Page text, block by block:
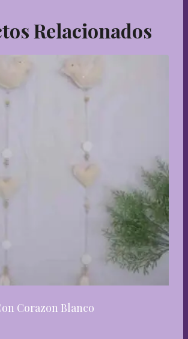
Relacionados
Corazon Blanco